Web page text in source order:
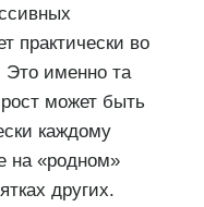
практически во
Это именно та
может быть
каждому
на «родном»
других.